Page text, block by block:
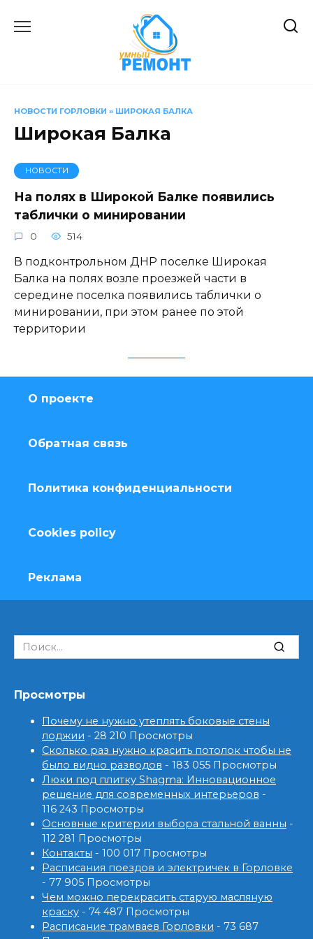
НОВОСТИ ГОРЛОВКИ » ШИРОКАЯ БАЛКА
Широкая Балка
НОВОСТИ
На полях в Широкой Балке появились
таблички о минировании
0 514
В подконтрольном ДНР поселке Широкая
Балка на полях возле проезжей части в
середине поселка появились таблички о
минировании, при этом ранее по этой
территории
О проекте
Обратная связь
Политика конфиденциальности
Cookies policy
Реклама
Search
for:
Просмотры
Почему не нужно утеплять боковые стены
лоджии - 28 210 Просмотры
Сколько раз нужно красить потолок чтобы не
было видно разводов - 183 055 Просмотры
Люки под плитку Shagma: Инновационное
решение для современных интерьеров -
116 243 Просмотры
Основные критерии выбора стальной ванны -
112 281 Просмотры
Контакты - 100 017 Просмотры
Расписания поездов и электричек в Горловке
- 77 905 Просмотры
Чем можно перекрасить старую масляную
краску - 74 487 Просмотры
Расписание трамваев Горловки - 73 687